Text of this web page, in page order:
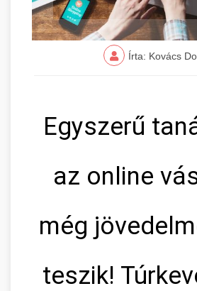
Írta: Kovács
Egyszerű
az online
még
teszik!